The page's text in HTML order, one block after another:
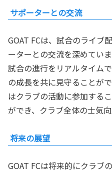
サポーターとの交流
GOAT FCは、試合のライブ
ーターとの交流を深めてい
試合の進行をリアルタイム
の成長を共に見守ることが
はクラブの活動に参加する
ができ、クラブ全体の士気
将来の展望
GOAT FCは将来的にクラブ